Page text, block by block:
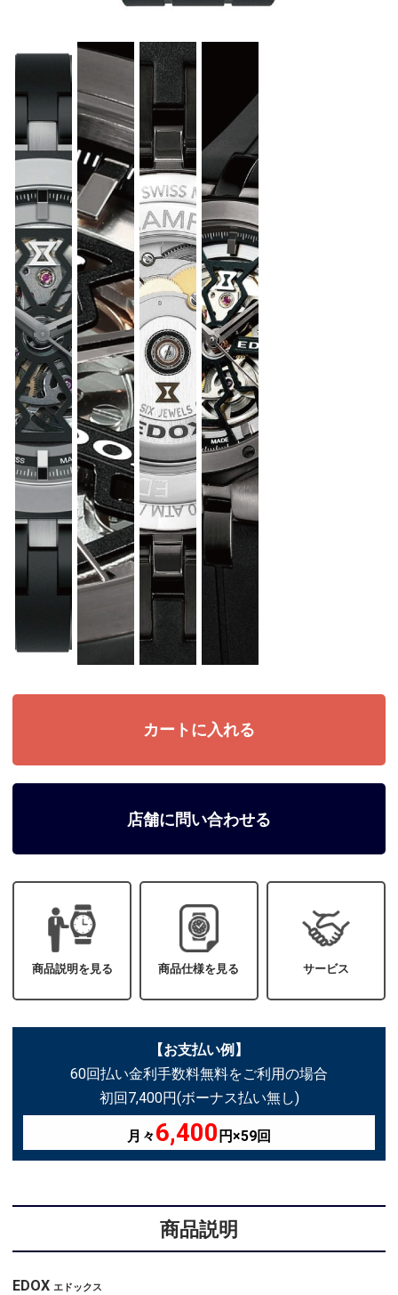
店舗に問い合わせる
商品説明を見る 商品仕様を見る サービス
【お支払い例】
60回払い金利手数料無料をご利用の場合
初回7,400円(ボーナス払い無し)
月々6,400 円×59回
商品説明
EDOX エドックス